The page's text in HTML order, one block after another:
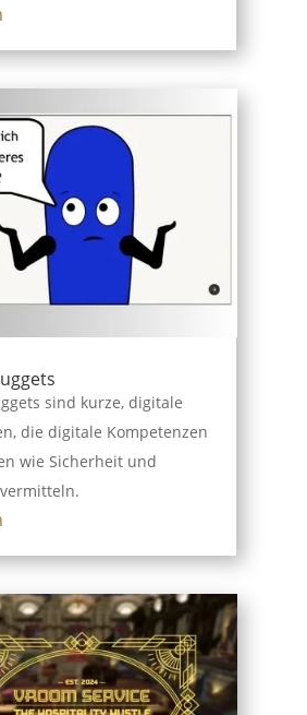
sind kurze, digitale
die digitale Kompetenzen
wie Sicherheit und